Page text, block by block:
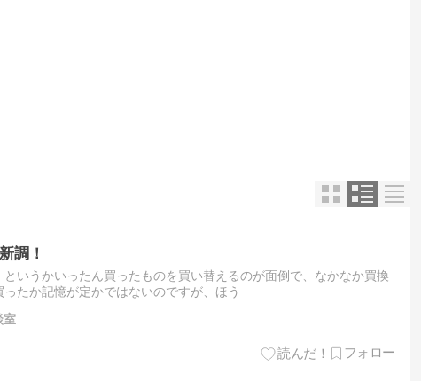
調！
いうかいったん買ったものを買い替えるのが面倒で、なかなか買換
たか記憶が定かではないのですが、ほう
室